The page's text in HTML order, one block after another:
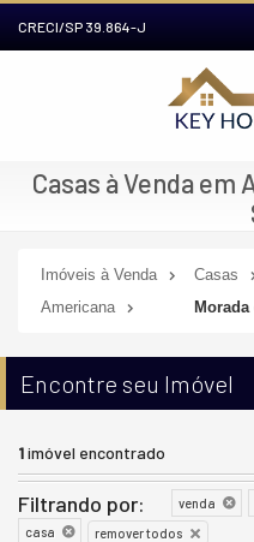
CRECI/SP 39.864-J
Casas à Venda em
Imóveis à Venda Casas
Americana
Morada
Encontre seu Imóvel
1imóvel encontrado
Filtrando por: venda
casa
remover todos